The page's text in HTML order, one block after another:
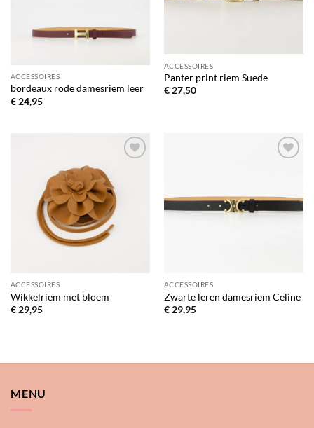
ACCESSOIRES
bordeaux rode damesriem leer
€24,95
ACCESSOIRES
Panter print riem Suede
€27,50
Toevoegen
verlanglijst
ACCESSOIRES
Wikkelriem met bloem
€29,95
ACCESSOIRES
Zwarte leren damesriem Celine
€29,95
MENU